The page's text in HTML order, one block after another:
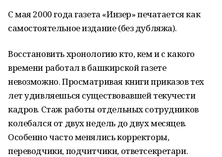
С мая 2000 года газета «Инзер» печатается как
самостоятельное издание (без дубляжа).
Восстановить хронологию кто, кем и с какого
времени работал в башкирской газете
невозможно. Просматривая книги приказов тех
лет удивляешься существовавшей текучести
кадров. Стаж работы отдельных сотрудников
колебался от двух недель до двух месяцев.
Особенно часто менялись корректоры,
переводчики, подчитчики, ответсекретари.